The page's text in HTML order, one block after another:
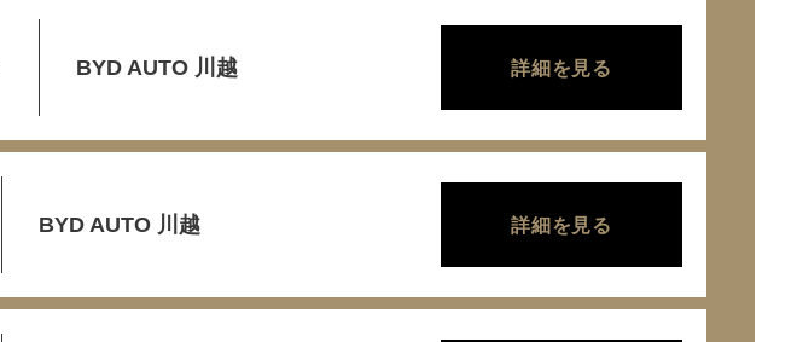
BYD AUTO 川越 詳細を見る
BYD AUTO 川越 詳細を見る